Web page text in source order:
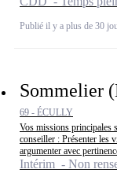
Publié il y a plus de 30
Sommelier
69 - ÉCULLY
Vos missions principales
conseiller : Présenter les
argumenter avec
Intérim - Non